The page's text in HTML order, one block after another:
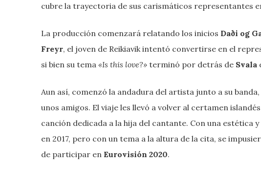
cubre la trayectoria de sus carismáticos representantes
La producción comenzará relatando los inicios Daði og
Freyr, el joven de Reikiavik intentó convertirse en el
si bien su tema «Is this love?» terminó por detrás de Svala
Aun así, comenzó la andadura del artista junto a su
unos amigos. El viaje les llevó a volver al certamen
canción dedicada a la hija del cantante. Con una estética
en 2017, pero con un tema a la altura de la cita, se
de participar en Eurovisión 2020.